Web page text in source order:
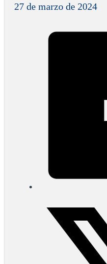
27 de marzo de 2024